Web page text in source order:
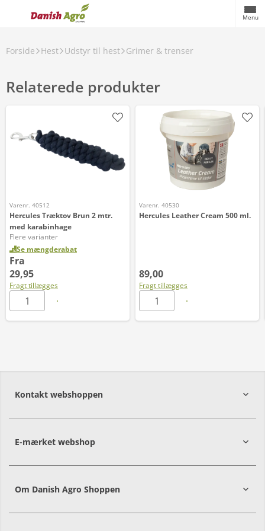
Menu
Forside Hest Udstyr til hest Grimer & trenser
Relaterede produkter
Varenr. 40512
Hercules Træktov Brun 2 mtr.
med karabinhage
Flere varianter
Se mængderabat
Fra
29,95
Fragt tillægges
Varenr. 40530
Hercules Leather Cream 500 ml.
89,00
Fragt tillægges
Kontakt webshoppen
E-mærket webshop
Om Danish Agro Shoppen